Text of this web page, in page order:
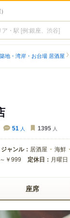
築地・湾岸・お台場 居酒屋
51 人 1395 人
ジャンル： 居酒屋 海鮮
～￥999 定休日： 月曜日
座席